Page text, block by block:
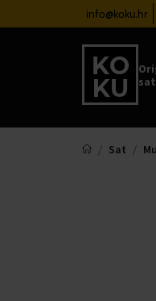
info@koku.hr
Sat